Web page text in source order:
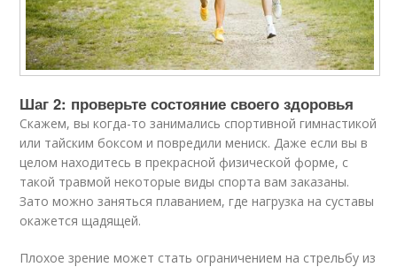
Шаг 2: проверьте состояние своего здоровья
Скажем, вы когда-то занимались спортивной гимнастикой
или тайским боксом и повредили мениск. Даже если вы в
целом находитесь в прекрасной физической форме, с
такой травмой некоторые виды спорта вам заказаны.
Зато можно заняться плаванием, где нагрузка на суставы
окажется щадящей.
Плохое зрение может стать ограничением на стрельбу из